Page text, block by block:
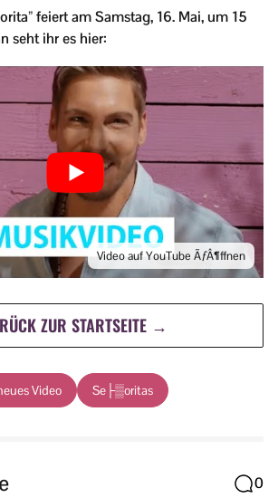
feiert am Samstag, 16. Mai, um 15
seht ihr es hier:
Video auf YouTube ÃƒÂ¶ffnen
ZUR STARTSEITE →
Video Se├▒oritas
0